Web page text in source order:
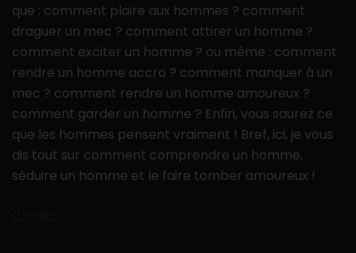
que : comment plaire aux hommes ? comment
draguer un mec ? comment attirer un homme ?
comment exciter un homme ? ou même : comment
rendre un homme accro ? comment manquer à un
mec ? comment rendre un homme amoureux ?
comment garder un homme ? Enfin, vous saurez ce
que les hommes pensent vraiment ! Bref, ici, je vous
dis tout sur comment comprendre un homme,
séduire un homme et le faire tomber amoureux !